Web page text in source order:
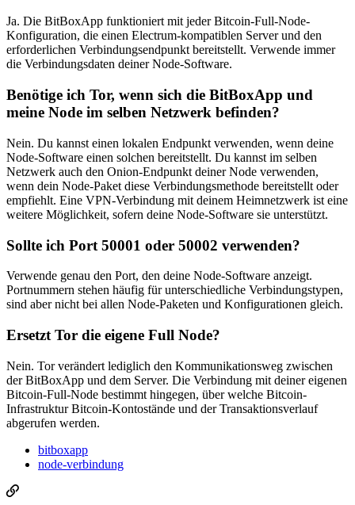
Ja. Die BitBoxApp funktioniert mit jeder Bitcoin-Full-Node-
Konfiguration, die einen Electrum-kompatiblen Server und den
erforderlichen Verbindungsendpunkt bereitstellt. Verwende immer
die Verbindungsdaten deiner Node-Software.
Benötige ich Tor, wenn sich die BitBoxApp und
meine Node im selben Netzwerk befinden?
Nein. Du kannst einen lokalen Endpunkt verwenden, wenn deine
Node-Software einen solchen bereitstellt. Du kannst im selben
Netzwerk auch den Onion-Endpunkt deiner Node verwenden,
wenn dein Node-Paket diese Verbindungsmethode bereitstellt oder
empfiehlt. Eine VPN-Verbindung mit deinem Heimnetzwerk ist eine
weitere Möglichkeit, sofern deine Node-Software sie unterstützt.
Sollte ich Port 50001 oder 50002 verwenden?
Verwende genau den Port, den deine Node-Software anzeigt.
Portnummern stehen häufig für unterschiedliche Verbindungstypen,
sind aber nicht bei allen Node-Paketen und Konfigurationen gleich.
Ersetzt Tor die eigene Full Node?
Nein. Tor verändert lediglich den Kommunikationsweg zwischen
der BitBoxApp und dem Server. Die Verbindung mit deiner eigenen
Bitcoin-Full-Node bestimmt hingegen, über welche Bitcoin-
Infrastruktur Bitcoin-Kontostände und der Transaktionsverlauf
abgerufen werden.
bitboxapp
node-verbindung